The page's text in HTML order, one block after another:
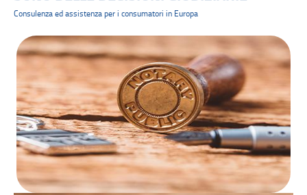
Consulenza ed assistenza per i consumatori in Europa